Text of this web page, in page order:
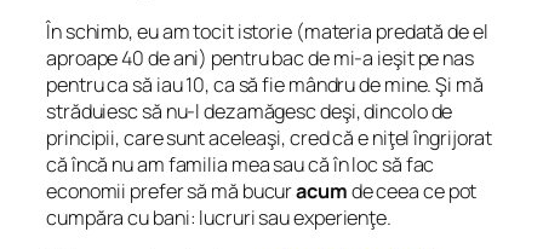
În schimb, eu am tocit istorie (materia predată de el
aproape 40 de ani) pentru bac de mi-a ieşit pe nas
pentru ca să iau 10, ca să fie mândru de mine. Şi mă
străduiesc să nu-l dezamăgesc deşi, dincolo de
principii, care sunt aceleaşi, cred că e niţel îngrijorat
că încă nu am familia mea sau că în loc să fac
economii prefer să mă bucuracumde ceea ce pot
cumpăra cu bani: lucruri sau experienţe.